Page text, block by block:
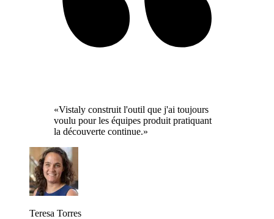
«Vistaly construit l'outil que j'ai toujours
voulu pour les équipes produit pratiquant
la découverte continue.»
Teresa Torres